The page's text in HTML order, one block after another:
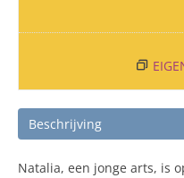
Beschrijving
Natalia, een jonge arts, is